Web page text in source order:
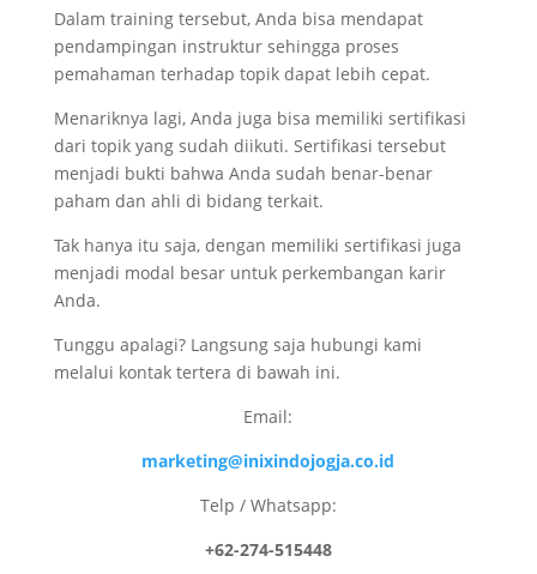
Dalam training tersebut, Anda bisa mendapat
pendampingan instruktur sehingga proses
pemahaman terhadap topik dapat lebih cepat.
Menariknya lagi, Anda juga bisa memiliki sertifikasi
dari topik yang sudah diikuti. Sertifikasi tersebut
menjadi bukti bahwa Anda sudah benar-benar
paham dan ahli di bidang terkait.
Tak hanya itu saja, dengan memiliki sertifikasi juga
menjadi modal besar untuk perkembangan karir
Anda.
Tunggu apalagi? Langsung saja hubungi kami
melalui kontak tertera di bawah ini.
Email:
marketing@inixindojogja.co.id
Telp / Whatsapp:
+62-274-515448